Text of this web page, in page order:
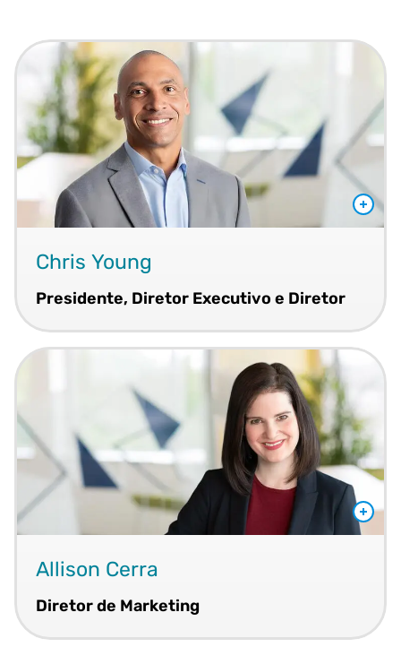
Chris Young
Presidente, Diretor Executivo e Diretor
Allison Cerra
Diretor de Marketing